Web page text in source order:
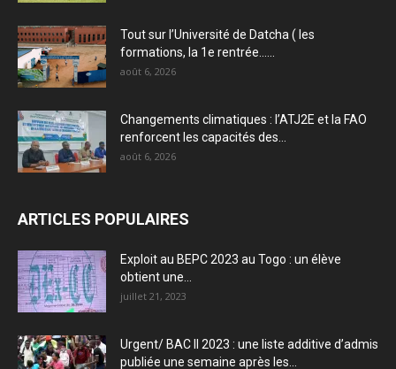
Tout sur l’Université de Datcha ( les
formations, la 1e rentrée…...
août 6, 2026
Changements climatiques : l’ATJ2E et la FAO
renforcent les capacités des...
août 6, 2026
ARTICLES POPULAIRES
Exploit au BEPC 2023 au Togo : un élève
obtient une...
juillet 21, 2023
Urgent/ BAC II 2023 : une liste additive d’admis
publiée une semaine après les...